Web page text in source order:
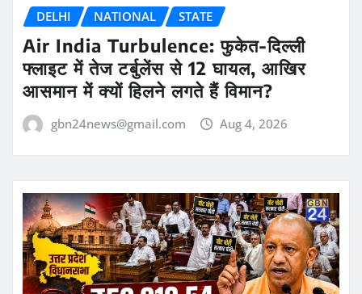
DELHI NATIONAL STATE
Air India Turbulence: फुकेत-दिल्ली
फ्लाइट में तेज टर्बुलेंस से 12 घायल, आखिर
आसमान में क्यों हिलने लगते हैं विमान?
gbn24news@gmail.com Aug 4, 2026